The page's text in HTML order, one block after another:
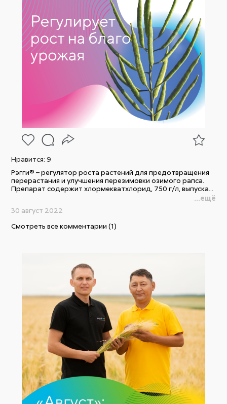
Нравится:9
Рэгги® – регулятор роста растений для предотвращения
перерастания и улучшения перезимовки озимого рапса.
Препарат содержит хлормекватхлорид, 750 г/л, выпуска...
...ещё
30 август 2022
Смотреть все комментарии (1)